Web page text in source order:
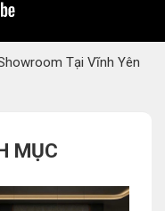
Tại Vĩnh Yên
MỤC